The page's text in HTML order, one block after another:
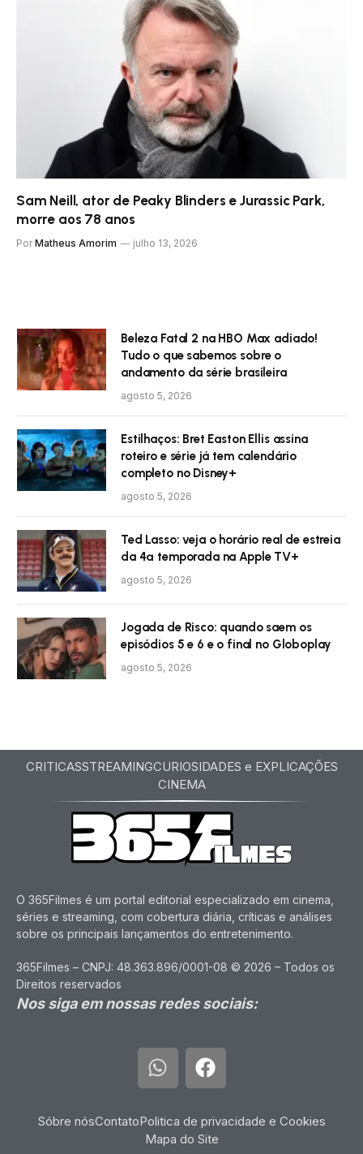
Sam Neill, ator de Peaky Blinders e Jurassic Park,
morre aos 78 anos
Por Matheus Amorim julho 13, 2026
Beleza Fatal 2 na HBO Max adiado!
Tudo o que sabemos sobre o
andamento da série brasileira
agosto 5, 2026
Estilhaços: Bret Easton Ellis assina
roteiro e série já tem calendário
completo no Disney+
agosto 5, 2026
Ted Lasso: veja o horário real de estreia
da 4ª temporada na Apple TV+
agosto 5, 2026
Jogada de Risco: quando saem os
episódios 5 e 6 e o final no Globoplay
agosto 5, 2026
CRITICASSTREAMINGCURIOSIDADES e EXPLICAÇÕES
CINEMA
O 365Filmes é um portal editorial especializado em cinema,
séries e streaming, com cobertura diária, críticas e análises
sobre os principais lançamentos do entretenimento.
365Filmes – CNPJ: 48.363.896/0001-08 © 2026 – Todos os
Direitos reservados
Nos siga em nossas redes sociais:
Sóbre nósContatoPolitica de privacidade e Cookies
Mapa do Site